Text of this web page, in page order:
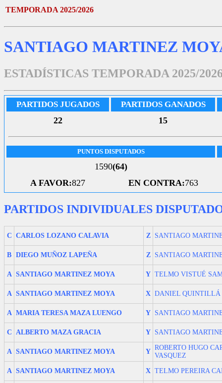
TEMPORADA 2025/2026
SANTIAGO MARTINEZ
ESTADÍSTICAS TEMPORADA 2025/
PARTIDOS JUGADOS PARTIDOS GANADOS
22 15
PUNTOS DISPUTADOS
1590(64)
A FAVOR:827 EN CONTRA:763
PARTIDOS INDIVIDUALES
C CARLOS LOZANO CALAVIA Z SANTIAGO
B DIEGO MUÑOZ LAPEÑA Z SANTIAGO
A SANTIAGO MARTINEZ MOYA Y TELMO VISTUÉ
A SANTIAGO MARTINEZ MOYA X DANIEL QUINTILLÁ
A MARIA TERESA MAZA LUENGO Y SANTIAGO
C ALBERTO MAZA GRACIA Y SANTIAGO
A SANTIAGO MARTINEZ MOYA Y
ROBERTO HUGO
VASQUEZ
A SANTIAGO MARTINEZ MOYA X TELMO PEREIRA